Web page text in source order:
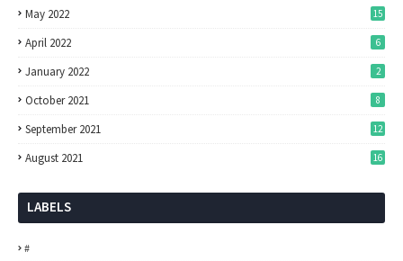
May 2022 15
April 2022 6
January 2022 2
October 2021 8
September 2021 12
August 2021 16
LABELS
#